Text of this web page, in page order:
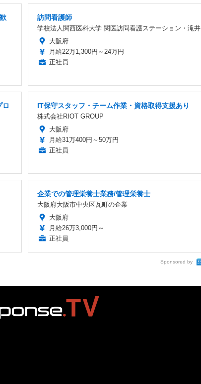
訪問看護師
学校法人関西医科大学 関医訪問看護ステーション・滝井
大阪府
月給22万1,300円～24万円
正社員
ロ IT保守スタッフ・チーム作業・資格取得支援あり
株式会社RIOT GROUP
大阪府
月給31万400円～50万円
正社員
企業での管理栄養士業務/管理栄養士
大阪府大阪市中央区瓦町の企業
大阪府
月給26万3,000円～
正社員
Sponsored by